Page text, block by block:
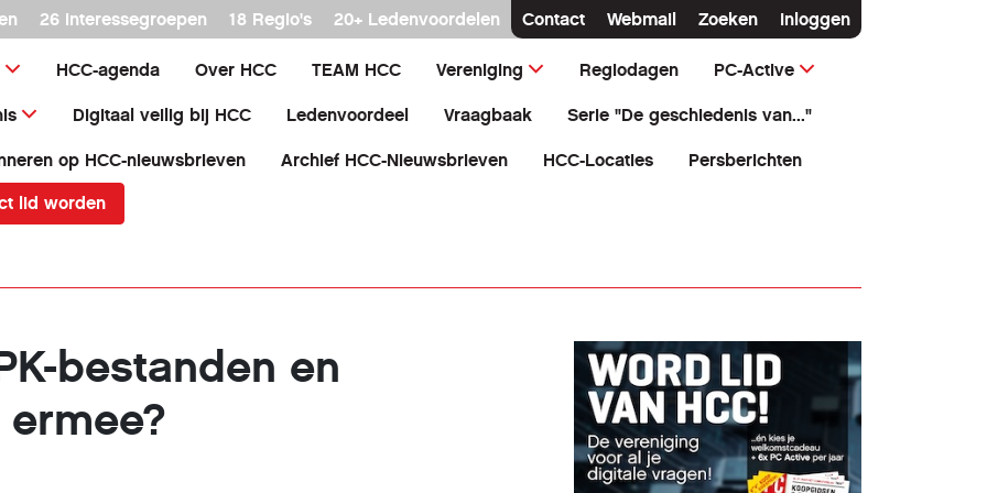
26 interessegroepen 18 Regio's 20+ Ledenvoordelen Contact Webmail Zoeken Inloggen
HCC-agenda Over HCC TEAM HCC Vereniging Regiodagen PC-Active
Digitaal veilig bij HCC Ledenvoordeel Vraagbaak Serie "De geschiedenis van..."
op HCC-nieuwsbrieven Archief HCC-Nieuwsbrieven HCC-Locaties Persberichten
lid worden
bestanden en